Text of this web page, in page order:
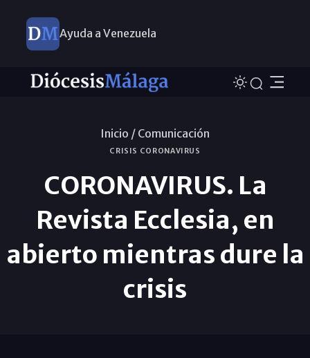
Ayuda a Venezuela
Inicio / Comunicación
CRISIS CORONAVIRUS
CORONAVIRUS. La
Revista Ecclesia, en
abierto mientras dure la
crisis